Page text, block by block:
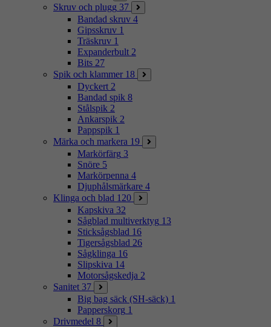
Skruv och plugg 37
Bandad skruv 4
Gipsskruv 1
Träskruv 1
Expanderbult 2
Bits 27
Spik och klammer 18
Dyckert 2
Bandad spik 8
Stålspik 2
Ankarspik 2
Pappspik 1
Märka och markera 19
Markörfärg 3
Snöre 5
Markörpenna 4
Djuphålsmärkare 4
Klinga och blad 120
Kapskiva 32
Sågblad multiverktyg 13
Sticksågsblad 16
Tigersågsblad 26
Sågklinga 16
Slipskiva 14
Motorsågskedja 2
Sanitet 37
Big bag säck (SH-säck) 1
Papperskorg 1
Drivmedel 8